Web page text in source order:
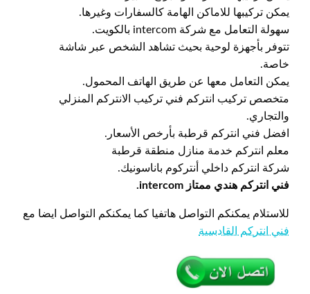
يمكن تركيبها للاماكن الهامة كالسفارات وغيرها.
سهولة التعامل مع شركة intercom بالكويت.
تتوفر بأجهزة لوحية بحيث تشاهد الشخص عبر شاشة
خاصة.
يمكن التعامل معها عن طريق الهاتف المحمول.
متخصص تركيب انتركم فني تركيب الانتركم المنزلي
والتجاري.
افضل فني انتركم قرطبة بأرخص الأسعار.
معلم انتركم خدمة منازل منطقة قرطبة
شركة انتركم داخلي أنتركوم باناسونيك.
فني انتركم هندي ممتاز intercom.
للاستلام يمكنكم التواصل هاتفيا كما يمكنكم التواصل ايضا مع
فني انتركم القادسية